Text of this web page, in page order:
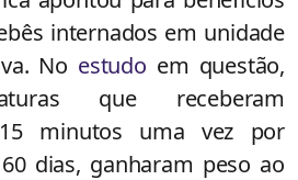
internados em unidade
No estudo em questão,
que receberam
minutos uma vez por
dias, ganharam peso ao